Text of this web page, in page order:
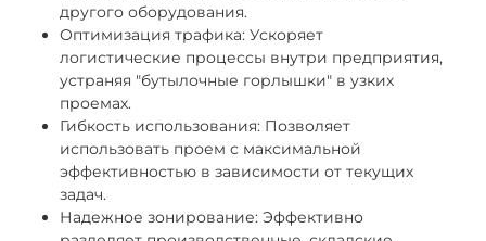
другого оборудования.
Оптимизация трафика: Ускоряет
логистические процессы внутри предприятия,
устраняя "бутылочные горлышки" в узких
проемах.
Гибкость использования: Позволяет
использовать проем с максимальной
эффективностью в зависимости от текущих
задач.
Надежное зонирование: Эффективно